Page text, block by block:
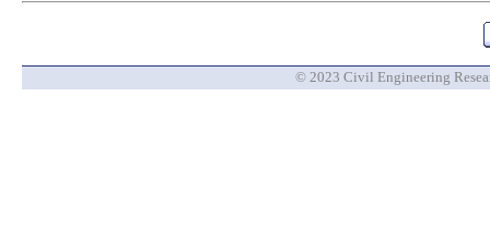
© 2023 Civil Engineering